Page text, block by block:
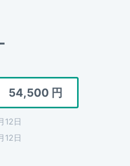
54,500 円
12日
12日